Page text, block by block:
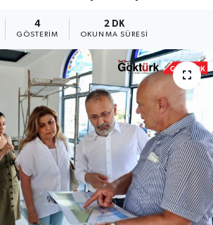
4
GÖSTERIM
2 DK
OKUNMA SÜRESI